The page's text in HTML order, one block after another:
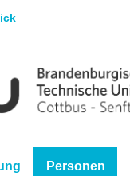
Forschung
Forschungsprofil
Förderung
Personen